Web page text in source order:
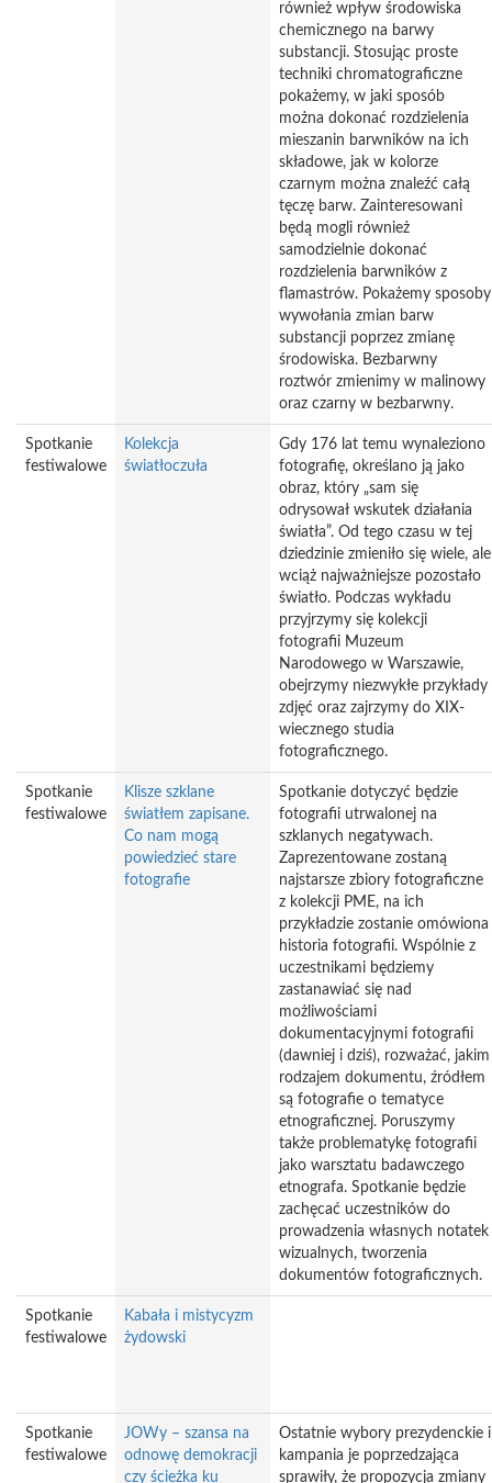
również wpływ środowiska
chemicznego na barwy
substancji. Stosując proste
techniki chromatograficzne
pokażemy, w jaki sposób
można dokonać rozdzielenia
mieszanin barwników na ich
składowe, jak w kolorze
czarnym można znaleźć całą
tęczę barw. Zainteresowani
będą mogli również
samodzielnie dokonać
rozdzielenia barwników z
flamastrów. Pokażemy sposoby
wywołania zmian barw
substancji poprzez zmianę
środowiska. Bezbarwny
roztwór zmienimy w malinowy
oraz czarny w bezbarwny.
Spotkanie
festiwalowe
Kolekcja
światłoczuła
Gdy 176 lat temu wynaleziono
fotografię, określano ją jako
obraz, który „sam się
odrysował wskutek działania
światła”. Od tego czasu w tej
dziedzinie zmieniło się wiele, ale
wciąż najważniejsze pozostało
światło. Podczas wykładu
przyjrzymy się kolekcji
fotografii Muzeum
Narodowego w Warszawie,
obejrzymy niezwykłe przykłady
zdjęć oraz zajrzymy do XIX-
wiecznego studia
fotograficznego.
Spotkanie
festiwalowe
Klisze szklane
światłem zapisane.
Co nam mogą
powiedzieć stare
fotografie
Spotkanie dotyczyć będzie
fotografii utrwalonej na
szklanych negatywach.
Zaprezentowane zostaną
najstarsze zbiory fotograficzne
z kolekcji PME, na ich
przykładzie zostanie omówiona
historia fotografii. Wspólnie z
uczestnikami będziemy
zastanawiać się nad
możliwościami
dokumentacyjnymi fotografii
(dawniej i dziś), rozważać, jakim
rodzajem dokumentu, źródłem
są fotografie o tematyce
etnograficznej. Poruszymy
także problematykę fotografii
jako warsztatu badawczego
etnografa. Spotkanie będzie
zachęcać uczestników do
prowadzenia własnych notatek
wizualnych, tworzenia
dokumentów fotograficznych.
Spotkanie
festiwalowe
Kabała i mistycyzm
żydowski
Spotkanie
festiwalowe
JOWy – szansa na
odnowę demokracji
czy ścieżka ku
Ostatnie wybory prezydenckie i
kampania je poprzedzająca
sprawiły, że propozycja zmiany